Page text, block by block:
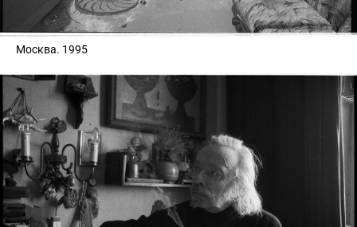
Москва. 1995